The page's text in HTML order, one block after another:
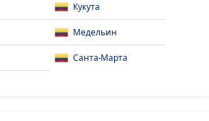
Кукута
Медельин
Санта-Марта